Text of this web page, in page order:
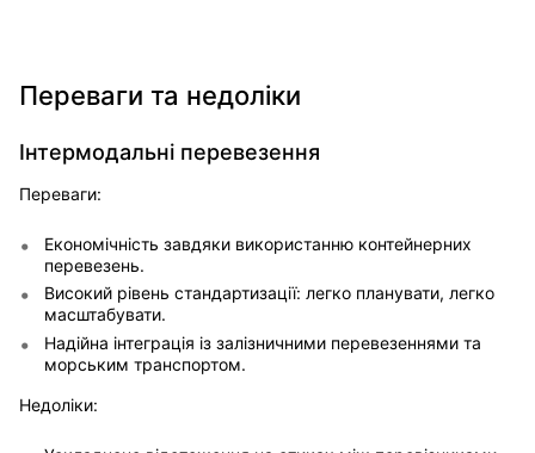
Переваги та недоліки
Інтермодальні перевезення
Переваги:
Економічність завдяки використанню контейнерних
перевезень.
Високий рівень стандартизації: легко планувати, легко
масштабувати.
Надійна інтеграція із залізничними перевезеннями та
морським транспортом.
Недоліки: